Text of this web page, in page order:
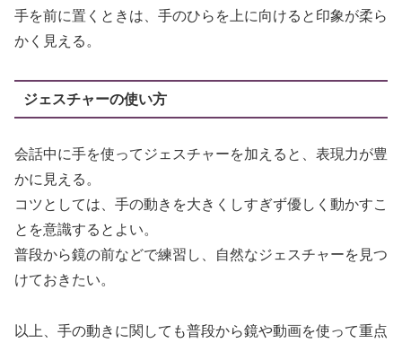
手を前に置くときは、手のひらを上に向けると印象が柔ら
かく見える。
ジェスチャーの使い方
会話中に手を使ってジェスチャーを加えると、表現力が豊
かに見える。
コツとしては、手の動きを大きくしすぎず優しく動かすこ
とを意識するとよい。
普段から鏡の前などで練習し、自然なジェスチャーを見つ
けておきたい。
以上、手の動きに関しても普段から鏡や動画を使って重点